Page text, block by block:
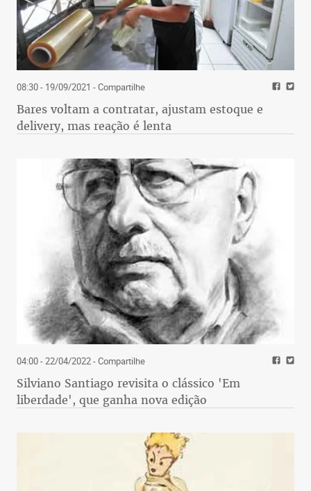
08:30 - 19/09/2021 - Compartilhe
Bares voltam a contratar, ajustam estoque e
delivery, mas reação é lenta
04:00 - 22/04/2022- Compartilhe
Silviano Santiago revisita o clássico 'Em
liberdade', que ganha nova edição